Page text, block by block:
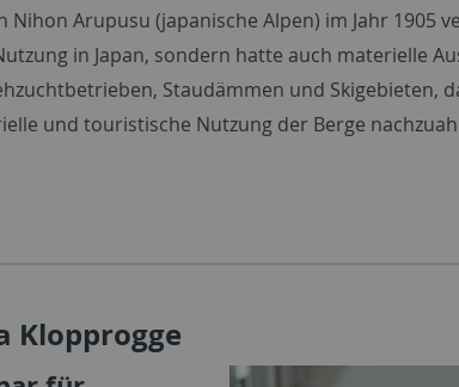
Arupusu (japanische Alpen) im Jahr 1905
in Japan, sondern hatte auch materielle
Staudämmen und Skigebieten,
und touristische Nutzung der Berge
Klopprogge